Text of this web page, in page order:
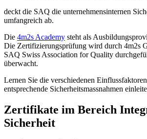
deckt die SAQ die unternehmensinternen
umfangreich ab.
Die 4m2s Academy steht als
Die Zertifizierungsprüfung wird durch 4m2s
SAQ Swiss Association for Quality
überwacht.
Lernen Sie die verschiedenen
entsprechende Sicherheitsmassnahmen
Zertifikate im Bereich
Sicherheit